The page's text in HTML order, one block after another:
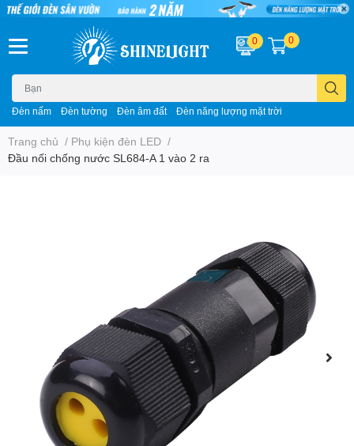
Đèn nấm Đèn tường Đèn âm đất Đèn năng lượng mặt trời
0 0
Trang chủ / Phụ kiện đèn LED /
Đầu nối chống nước SL684-A 1 vào 2 ra